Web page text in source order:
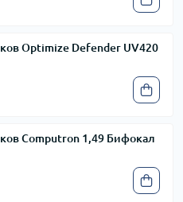
Optimize Defender UV420
Computron 1,49 Бифокал